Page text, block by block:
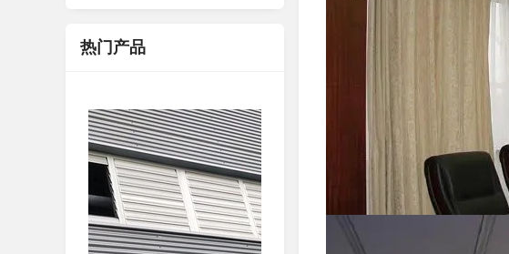
热门产品